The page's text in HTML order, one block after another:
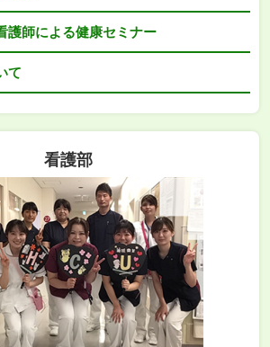
護師による健康セミナー
て
看護部